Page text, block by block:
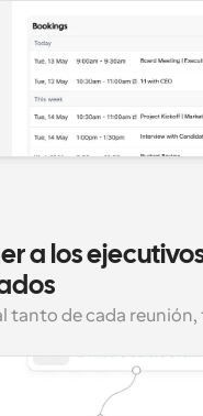
a los
tanto de cada reunión,